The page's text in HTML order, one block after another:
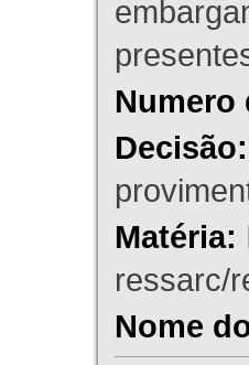
Numero
Decisão:
Matéria:
ressarc/
Nome